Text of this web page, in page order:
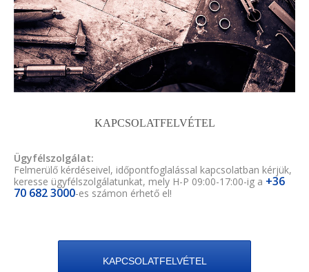
KAPCSOLATFELVÉTEL
Ügyfélszolgálat:
Felmerülő kérdéseivel, időpontfoglalással kapcsolatban kérjük,
keresse ügyfélszolgálatunkat, mely H-P 09:00-17:00-ig a +36
70 682 3000-es számon érhető el!
KAPCSOLATFELVÉTEL